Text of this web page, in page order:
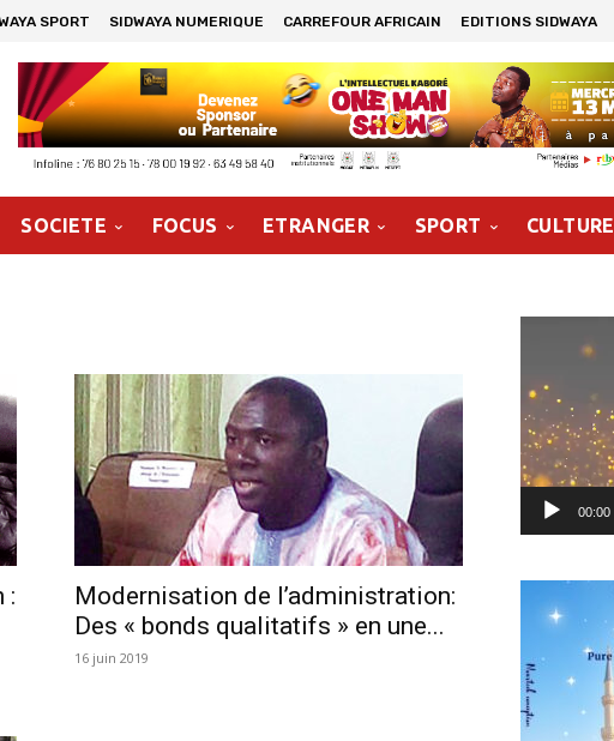
SPORT SIDWAYA NUMERIQUE CARREFOUR AFRICAIN EDITIONS SIDWAYA
SOCIETE FOCUS ETRANGER SPORT CULTURE
:
Modernisation de l’administration:
Des « bonds qualitatifs » en une...
16 juin 2019
00:00